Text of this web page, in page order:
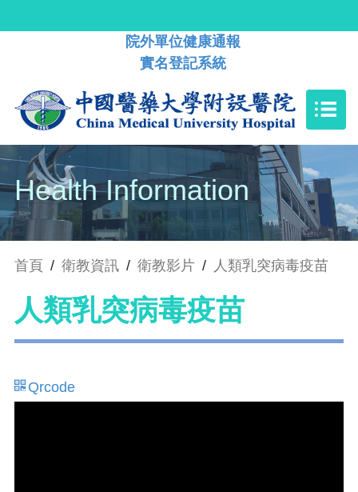
院外單位健康通報
實名登記系統
Health Information
首頁 / 衛教資訊 / 衛教影片 / 人類乳突病毒疫苗
人類乳突病毒疫苗
Qrcode